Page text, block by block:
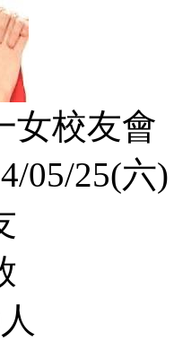
女校友會
05/25(六